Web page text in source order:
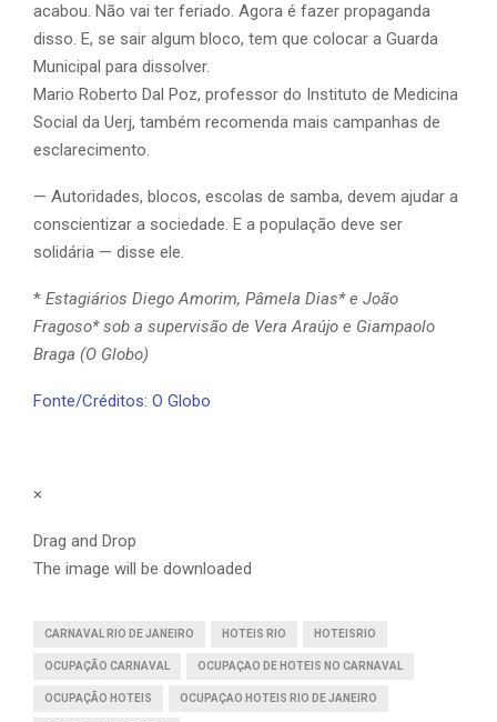
acabou. Não vai ter feriado. Agora é fazer propaganda
disso. E, se sair algum bloco, tem que colocar a Guarda
Municipal para dissolver.
Mario Roberto Dal Poz, professor do Instituto de Medicina
Social da Uerj, também recomenda mais campanhas de
esclarecimento.
— Autoridades, blocos, escolas de samba, devem ajudar a
conscientizar a sociedade. E a população deve ser
solidária — disse ele.
* Estagiários Diego Amorim, Pâmela Dias* e João
Fragoso* sob a supervisão de Vera Araújo e Giampaolo
Braga (O Globo)
Fonte/Créditos: O Globo
×
Drag and Drop
The image will be downloaded
CARNAVAL RIO DE JANEIRO HOTEIS RIO HOTEISRIO
OCUPAÇÃO CARNAVAL OCUPAÇAO DE HOTEIS NO CARNAVAL
OCUPAÇÃO HOTEIS OCUPAÇAO HOTEIS RIO DE JANEIRO